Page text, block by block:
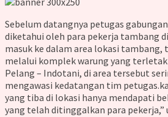
Sebelum datangnya petugas
diketahui oleh para pekerja tambang
masuk ke dalam area lokasi tambang,
melalui komplek warung yang
Pelang – Indotani, di area tersebut
mengawasi kedatangan tim
yang tiba di lokasi hanya mendapati
yang telah ditinggalkan para pekerja,”